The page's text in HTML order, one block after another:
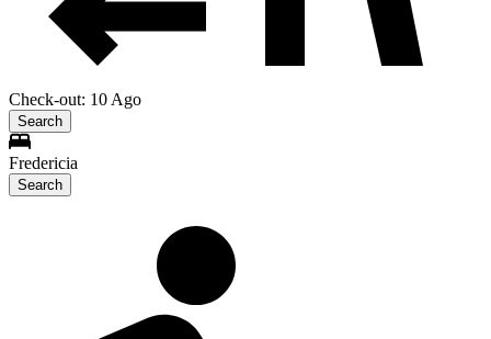
Check-out: 10 Ago
Search
Fredericia
Search